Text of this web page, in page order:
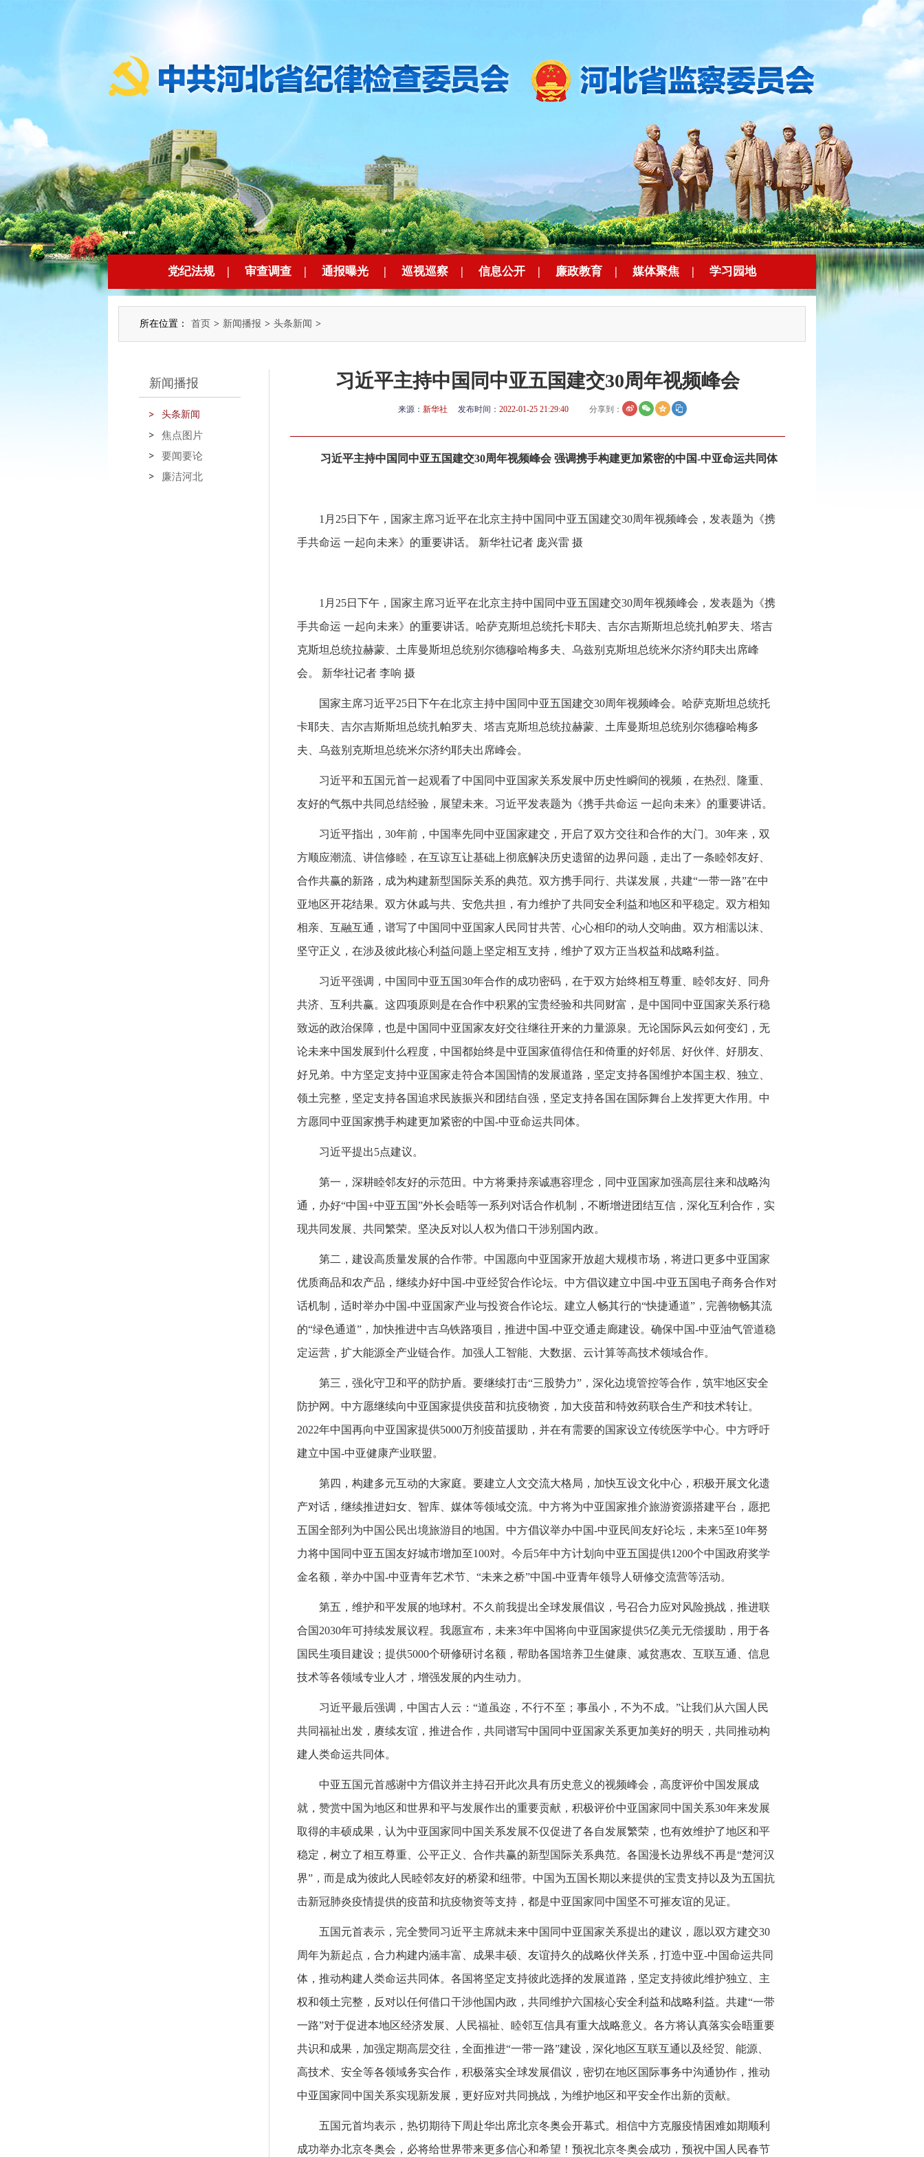
党纪法规 | 审查调查 | 通报曝光 | 巡视巡察 | 信息公开 | 廉政教育 | 媒体聚焦 | 学习园地
所在位置： 首页 > 新闻播报 > 头条新闻 >
新闻播报
头条新闻
焦点图片
要闻要论
廉洁河北
习近平主持中国同中亚五国建交30周年视频峰会
来源： 新华社 发布时间： 2022-01-25 21:29:40 分享到：
习近平主持中国同中亚五国建交30周年视频峰会 强调携手构建更加紧密的中国-中亚命运共同体
1月25日下午，国家主席习近平在北京主持中国同中亚五国建交30周年视频峰会，发表题为《携
手共命运 一起向未来》的重要讲话。 新华社记者 庞兴雷 摄
1月25日下午，国家主席习近平在北京主持中国同中亚五国建交30周年视频峰会，发表题为《携
手共命运 一起向未来》的重要讲话。哈萨克斯坦总统托卡耶夫、吉尔吉斯斯坦总统扎帕罗夫、塔吉
克斯坦总统拉赫蒙、土库曼斯坦总统别尔德穆哈梅多夫、乌兹别克斯坦总统米尔济约耶夫出席峰
会。 新华社记者 李响 摄
国家主席习近平25日下午在北京主持中国同中亚五国建交30周年视频峰会。哈萨克斯坦总统托
卡耶夫、吉尔吉斯斯坦总统扎帕罗夫、塔吉克斯坦总统拉赫蒙、土库曼斯坦总统别尔德穆哈梅多
夫、乌兹别克斯坦总统米尔济约耶夫出席峰会。
习近平和五国元首一起观看了中国同中亚国家关系发展中历史性瞬间的视频，在热烈、隆重、
友好的气氛中共同总结经验，展望未来。习近平发表题为《携手共命运 一起向未来》的重要讲话。
习近平指出，30年前，中国率先同中亚国家建交，开启了双方交往和合作的大门。30年来，双
方顺应潮流、讲信修睦，在互谅互让基础上彻底解决历史遗留的边界问题，走出了一条睦邻友好、
合作共赢的新路，成为构建新型国际关系的典范。双方携手同行、共谋发展，共建“一带一路”在中
亚地区开花结果。双方休戚与共、安危共担，有力维护了共同安全利益和地区和平稳定。双方相知
相亲、互融互通，谱写了中国同中亚国家人民同甘共苦、心心相印的动人交响曲。双方相濡以沫、
坚守正义，在涉及彼此核心利益问题上坚定相互支持，维护了双方正当权益和战略利益。
习近平强调，中国同中亚五国30年合作的成功密码，在于双方始终相互尊重、睦邻友好、同舟
共济、互利共赢。这四项原则是在合作中积累的宝贵经验和共同财富，是中国同中亚国家关系行稳
致远的政治保障，也是中国同中亚国家友好交往继往开来的力量源泉。无论国际风云如何变幻，无
论未来中国发展到什么程度，中国都始终是中亚国家值得信任和倚重的好邻居、好伙伴、好朋友、
好兄弟。中方坚定支持中亚国家走符合本国国情的发展道路，坚定支持各国维护本国主权、独立、
领土完整，坚定支持各国追求民族振兴和团结自强，坚定支持各国在国际舞台上发挥更大作用。中
方愿同中亚国家携手构建更加紧密的中国-中亚命运共同体。
习近平提出5点建议。
第一，深耕睦邻友好的示范田。中方将秉持亲诚惠容理念，同中亚国家加强高层往来和战略沟
通，办好“中国+中亚五国”外长会晤等一系列对话合作机制，不断增进团结互信，深化互利合作，实
现共同发展、共同繁荣。坚决反对以人权为借口干涉别国内政。
第二，建设高质量发展的合作带。中国愿向中亚国家开放超大规模市场，将进口更多中亚国家
优质商品和农产品，继续办好中国-中亚经贸合作论坛。中方倡议建立中国-中亚五国电子商务合作对
话机制，适时举办中国-中亚国家产业与投资合作论坛。建立人畅其行的“快捷通道”，完善物畅其流
的“绿色通道”，加快推进中吉乌铁路项目，推进中国-中亚交通走廊建设。确保中国-中亚油气管道稳
定运营，扩大能源全产业链合作。加强人工智能、大数据、云计算等高技术领域合作。
第三，强化守卫和平的防护盾。要继续打击“三股势力”，深化边境管控等合作，筑牢地区安全
防护网。中方愿继续向中亚国家提供疫苗和抗疫物资，加大疫苗和特效药联合生产和技术转让。
2022年中国再向中亚国家提供5000万剂疫苗援助，并在有需要的国家设立传统医学中心。中方呼吁
建立中国-中亚健康产业联盟。
第四，构建多元互动的大家庭。要建立人文交流大格局，加快互设文化中心，积极开展文化遗
产对话，继续推进妇女、智库、媒体等领域交流。中方将为中亚国家推介旅游资源搭建平台，愿把
五国全部列为中国公民出境旅游目的地国。中方倡议举办中国-中亚民间友好论坛，未来5至10年努
力将中国同中亚五国友好城市增加至100对。今后5年中方计划向中亚五国提供1200个中国政府奖学
金名额，举办中国-中亚青年艺术节、“未来之桥”中国-中亚青年领导人研修交流营等活动。
第五，维护和平发展的地球村。不久前我提出全球发展倡议，号召合力应对风险挑战，推进联
合国2030年可持续发展议程。我愿宣布，未来3年中国将向中亚国家提供5亿美元无偿援助，用于各
国民生项目建设；提供5000个研修研讨名额，帮助各国培养卫生健康、减贫惠农、互联互通、信息
技术等各领域专业人才，增强发展的内生动力。
习近平最后强调，中国古人云：“道虽迩，不行不至；事虽小，不为不成。”让我们从六国人民
共同福祉出发，赓续友谊，推进合作，共同谱写中国同中亚国家关系更加美好的明天，共同推动构
建人类命运共同体。
中亚五国元首感谢中方倡议并主持召开此次具有历史意义的视频峰会，高度评价中国发展成
就，赞赏中国为地区和世界和平与发展作出的重要贡献，积极评价中亚国家同中国关系30年来发展
取得的丰硕成果，认为中亚国家同中国关系发展不仅促进了各自发展繁荣，也有效维护了地区和平
稳定，树立了相互尊重、公平正义、合作共赢的新型国际关系典范。各国漫长边界线不再是“楚河汉
界”，而是成为彼此人民睦邻友好的桥梁和纽带。中国为五国长期以来提供的宝贵支持以及为五国抗
击新冠肺炎疫情提供的疫苗和抗疫物资等支持，都是中亚国家同中国坚不可摧友谊的见证。
五国元首表示，完全赞同习近平主席就未来中国同中亚国家关系提出的建议，愿以双方建交30
周年为新起点，合力构建内涵丰富、成果丰硕、友谊持久的战略伙伴关系，打造中亚-中国命运共同
体，推动构建人类命运共同体。各国将坚定支持彼此选择的发展道路，坚定支持彼此维护独立、主
权和领土完整，反对以任何借口干涉他国内政，共同维护六国核心安全利益和战略利益。共建“一带
一路”对于促进本地区经济发展、人民福祉、睦邻互信具有重大战略意义。各方将认真落实会晤重要
共识和成果，加强定期高层交往，全面推进“一带一路”建设，深化地区互联互通以及经贸、能源、
高技术、安全等各领域务实合作，积极落实全球发展倡议，密切在地区国际事务中沟通协作，推动
中亚国家同中国关系实现新发展，更好应对共同挑战，为维护地区和平安全作出新的贡献。
五国元首均表示，热切期待下周赴华出席北京冬奥会开幕式。相信中方克服疫情困难如期顺利
成功举办北京冬奥会，必将给世界带来更多信心和希望！预祝北京冬奥会成功，预祝中国人民春节